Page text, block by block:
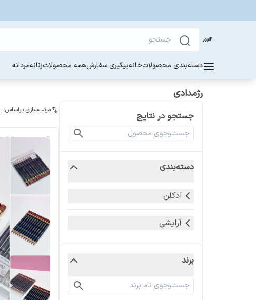
دسته‌بندی محصولاتخانهپیگیری سفارشهمه محصولاتزنانهمردانه
رژمدادی
جستجو در نتایج
دسته‌بندی
ادکلن
آرایشی
برند
مرتب‌سازی براساس: